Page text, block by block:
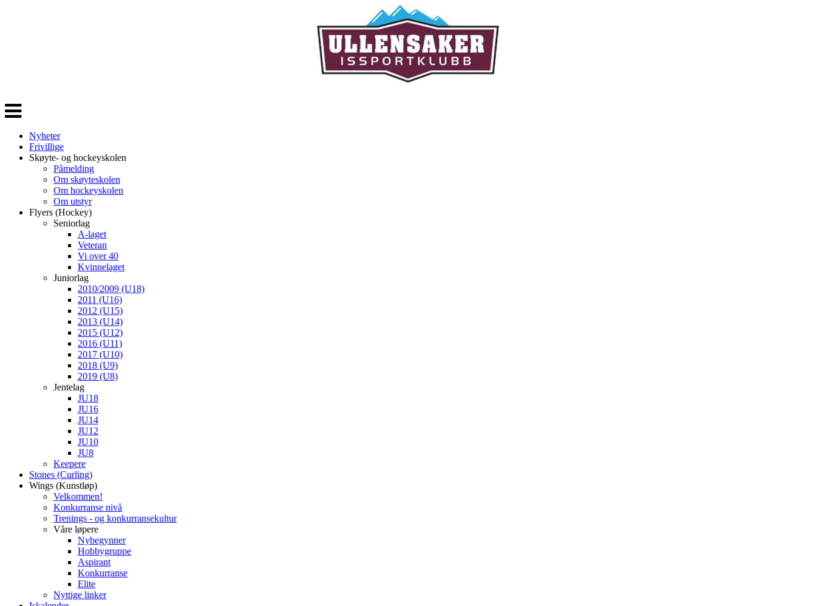
Veksle
navigasjon
Nyheter
Frivillige
Skøyte- og hockeyskolen
Påmelding
Om skøyteskolen
Om hockeyskolen
Om utstyr
Flyers (Hockey)
Seniorlag
A-laget
Veteran
Vi over 40
Kvinnelaget
Juniorlag
2010/2009 (U18)
2011 (U16)
2012 (U15)
2013 (U14)
2015 (U12)
2016 (U11)
2017 (U10)
2018 (U9)
2019 (U8)
Jentelag
JU18
JU16
JU14
JU12
JU10
JU8
Keepere
Stones (Curling)
Wings (Kunstløp)
Velkommen!
Konkurranse nivå
Trenings - og konkurransekultur
Våre løpere
Nybegynner
Hobbygruppe
Aspirant
Konkurranse
Elite
Nyttige linker